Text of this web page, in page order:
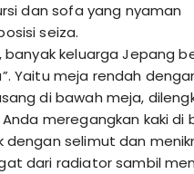
dan sofa yang nyaman
seiza.
banyak keluarga Jepang
Yaitu meja rendah
di bawah meja,
meregangkan kaki di
dengan selimut dan
dari radiator sambil